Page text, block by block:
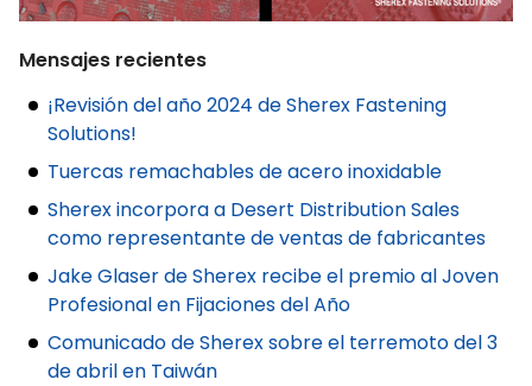
Mensajes recientes
¡Revisión del año 2024 de Sherex Fastening
Solutions!
Tuercas remachables de acero inoxidable
Sherex incorpora a Desert Distribution Sales
como representante de ventas de fabricantes
Jake Glaser de Sherex recibe el premio al Joven
Profesional en Fijaciones del Año
Comunicado de Sherex sobre el terremoto del 3
de abril en Taiwán